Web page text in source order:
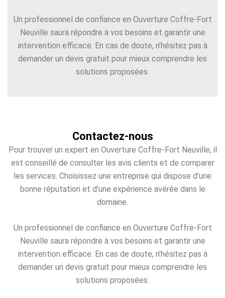
Un professionnel de confiance en Ouverture Coffre-Fort
Neuville saura répondre à vos besoins et garantir une
intervention efficace. En cas de doute, n’hésitez pas à
demander un devis gratuit pour mieux comprendre les
solutions proposées.
Contactez-nous
Pour trouver un expert en Ouverture Coffre-Fort Neuville, il
est conseillé de consulter les avis clients et de comparer
les services. Choisissez une entreprise qui dispose d’une
bonne réputation et d’une expérience avérée dans le
domaine.
Un professionnel de confiance en Ouverture Coffre-Fort
Neuville saura répondre à vos besoins et garantir une
intervention efficace. En cas de doute, n’hésitez pas à
demander un devis gratuit pour mieux comprendre les
solutions proposées.